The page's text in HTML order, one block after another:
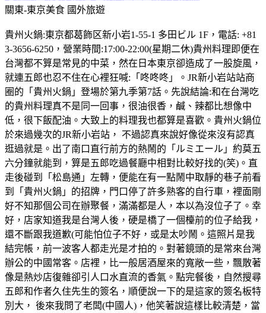
關東-東京美食 國外旅遊
貴州火鍋:東京都葛飾区新小岩1-55-1 多田ビル 1F，電話: +81
3-3656-6250，營業時間:17:00-22:00(星期二休)貴州料理即便在
台灣都不算是常見的中菜，然在日本東京卻造成了一股旋風，
就連五郎也忍不住在心裡狂喊:「咚咚咚」。JR新小岩站站商
圈的「貴州火鍋」登場於第九季第7話。先說結論:和在台灣吃
的貴州料理真不是同一回事，很油很香，鹹、辣都比想像中
低，很下飯配油。大致上的料理我也都算是喜歡。貴州火鍋位
於來過幾次的JR新小岩站， 不過認真來說好像從來沒有認真
逛過就是。出了南口直行前方的熱鬧的「ルミエール」約莫五
六分鐘就能到，算是五郎吃過餐廳中相對比較好找的(笑)。直
走後碰到「松島通」左轉，便能在有一點鬧中取靜的巷子前看
到「貴州火鍋」的招牌，門口停了許多熟客的自行車，裡面剛
好不知那個公司在辦聚餐，滿滿都是人，本以為沒位子了。幸
好，店家知道我是台灣人後，硬是橋了一個檯前的位子給我，
還不斷跟我道歉(可能怕位子不好，或是太吵鬧。這照片是我
結完帳，前一波客人都走光是才拍的。對著鏡頭的是常來台灣
辦公的中國常客。店裡，比一般居酒屋來的寬敞一些，飄散著
像是熱炒店復雜卻引人口水直流的香氣。點完餐後，自然搜尋
五郎和作者久住先生的簽名，順便說一下的是這家的簽名板特
別大， 後來我問了老闆(中國人)，他笑著說這樣比較清楚，當